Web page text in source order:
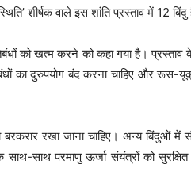
शीर्षक वाले इस शांति प्रस्ताव में 12 बिंदु
को खत्म करने को कहा गया है। प्रस्ताव
का दुरुपयोग बंद करना चाहिए और
रखा जाना चाहिए। अन्य बिंदुओं में
के साथ-साथ परमाणु ऊर्जा संयंत्रों को